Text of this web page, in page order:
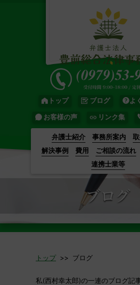
トップ ブログ よ
お客様の声 リンク集
弁護士紹介 事務所案内
解決事例
費用 ご相談の流れ
連携士業等
トップ>> ブログ
私(西村幸太郎)の一連のブログ記